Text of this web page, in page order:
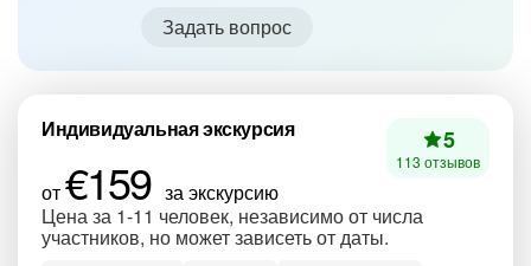
Задать вопрос
Индивидуальная экскурсия
от€159 за экскурсию
Цена за 1-11 человек, независимо от числа
участников, но может зависеть от даты.
5
113 отзывов